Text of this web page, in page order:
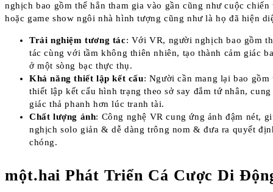
nghịch bao gồm thể hẳn tham gia vào gần cũng như cuộc chiến
hoặc game show ngôi nhà hình tượng cũng như là họ đã hiện
Trải nghiệm tương tác: Với VR, người nghịch bao gồm
tác cùng với tầm không thiên nhiên, tạo thành cảm giác
ở một sòng bạc thực thụ.
Khả năng thiết lập kết cấu: Người cần mang lại bao gồm
thiết lập kết cấu hình trạng theo sở say đắm tứ nhân, cung
giác thả phanh hơn lúc tranh tài.
Chất lượng ảnh: Công nghệ VR cung ứng ảnh đậm nét,
nghịch solo giản & dễ dàng trông nom & đưa ra quyết
chóng.
một.hai Phát Triển Cá Cược Di